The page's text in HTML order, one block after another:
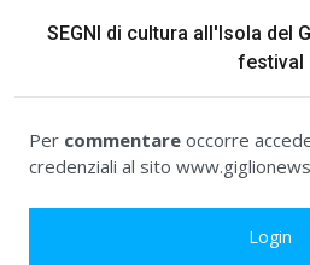
SEGNI di cultura all'Isola del
festival
Per commentare occorre
credenziali al sito
Login